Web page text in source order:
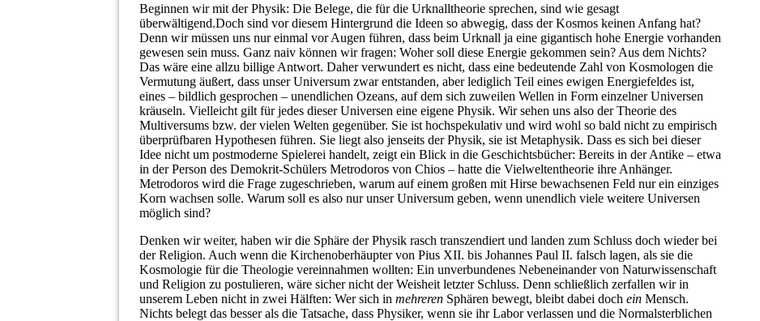
Beginnen wir mit der Physik: Die Belege, die für die Urknalltheorie sprechen, sind wie gesagt
überwältigend.Doch sind vor diesem Hintergrund die Ideen so abwegig, dass der Kosmos keinen Anfang hat?
Denn wir müssen uns nur einmal vor Augen führen, dass beim Urknall ja eine gigantisch hohe Energie vorhanden
gewesen sein muss. Ganz naiv können wir fragen: Woher soll diese Energie gekommen sein? Aus dem Nichts?
Das wäre eine allzu billige Antwort. Daher verwundert es nicht, dass eine bedeutende Zahl von Kosmologen die
Vermutung äußert, dass unser Universum zwar entstanden, aber lediglich Teil eines ewigen Energiefeldes ist,
eines – bildlich gesprochen – unendlichen Ozeans, auf dem sich zuweilen Wellen in Form einzelner Universen
kräuseln. Vielleicht gilt für jedes dieser Universen eine eigene Physik. Wir sehen uns also der Theorie des
Multiversums bzw. der vielen Welten gegenüber. Sie ist hochspekulativ und wird wohl so bald nicht zu empirisch
überprüfbaren Hypothesen führen. Sie liegt also jenseits der Physik, sie ist Metaphysik. Dass es sich bei dieser
Idee nicht um postmoderne Spielerei handelt, zeigt ein Blick in die Geschichtsbücher: Bereits in der Antike – etwa
in der Person des Demokrit-Schülers Metrodoros von Chios – hatte die Vielweltentheorie ihre Anhänger.
Metrodoros wird die Frage zugeschrieben, warum auf einem großen mit Hirse bewachsenen Feld nur ein einziges
Korn wachsen solle. Warum soll es also nur unser Universum geben, wenn unendlich viele weitere Universen
möglich sind?
Denken wir weiter, haben wir die Sphäre der Physik rasch transzendiert und landen zum Schluss doch wieder bei
der Religion. Auch wenn die Kirchenoberhäupter von Pius XII. bis Johannes Paul II. falsch lagen, als sie die
Kosmologie für die Theologie vereinnahmen wollten: Ein unverbundenes Nebeneinander von Naturwissenschaft
und Religion zu postulieren, wäre sicher nicht der Weisheit letzter Schluss. Denn schließlich zerfallen wir in
unserem Leben nicht in zwei Hälften: Wer sich in mehreren Sphären bewegt, bleibt dabei doch ein Mensch.
Nichts belegt das besser als die Tatsache, dass Physiker, wenn sie ihr Labor verlassen und die Normalsterblichen